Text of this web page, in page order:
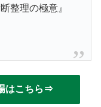
整理の極意』
はこちら⇒